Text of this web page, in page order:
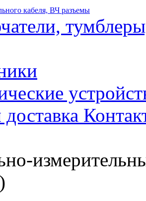
кабеля, ВЧ разъемы